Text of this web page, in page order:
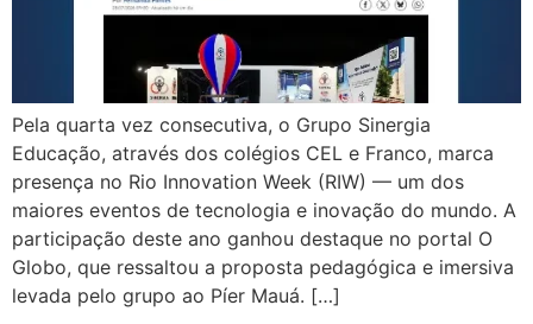
Pela quarta vez consecutiva, o Grupo Sinergia
Educação, através dos colégios CEL e Franco, marca
presença no Rio Innovation Week (RIW) — um dos
maiores eventos de tecnologia e inovação do mundo. A
participação deste ano ganhou destaque no portal O
Globo, que ressaltou a proposta pedagógica e imersiva
levada pelo grupo ao Píer Mauá. […]